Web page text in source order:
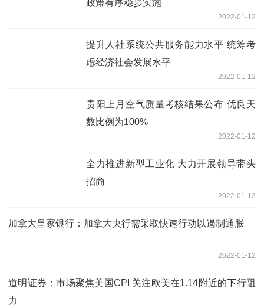
政策有序稳步实施
2022-01-12
提升人社系统公共服务能力水平 统筹考
虑经济社会发展水平
2022-01-12
贵阳上月空气质量考核结果公布 优良天
数比例为100%
2022-01-12
全力推进新型工业化 大力开展领导带头
招商
2022-01-12
加拿大皇家银行：加拿大央行需采取快速行动以遏制通胀
2022-01-12
道明证券：市场聚焦美国CPI 关注欧美在1.14附近的下行阻
力